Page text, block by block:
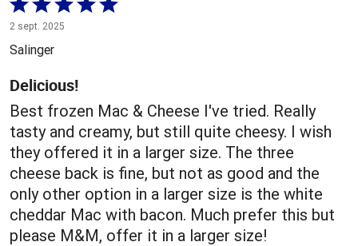
5 sur
5
2 sept. 2025
Salinger
Delicious!
Best frozen Mac & Cheese I've tried. Really
tasty and creamy, but still quite cheesy. I wish
they offered it in a larger size. The three
cheese back is fine, but not as good and the
only other option in a larger size is the white
cheddar Mac with bacon. Much prefer this but
please M&M, offer it in a larger size!